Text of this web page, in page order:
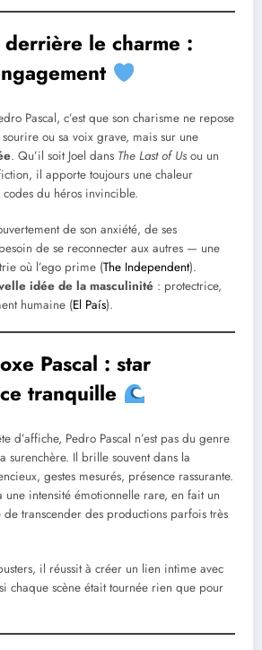
derrière le charme :
Pascal, c’est que son charisme ne repose
sourire ou sa voix grave, mais sur une
. Qu’il soit Joel dans The Last of Us ou un
il apporte toujours une chaleur
du héros invincible.
de son anxiété, de ses
de se reconnecter aux autres — une
où l’ego prime (The Independent).
idée de la masculinité : protectrice,
humaine (El País).
Pascal : star
tranquille
d’affiche, Pedro Pascal n’est pas du genre
surenchère. Il brille souvent dans la
gestes mesurés, présence rassurante.
une intensité émotionnelle rare, en fait un
transcender des productions parfois très
il réussit à créer un lien intime avec
chaque scène était tournée rien que pour